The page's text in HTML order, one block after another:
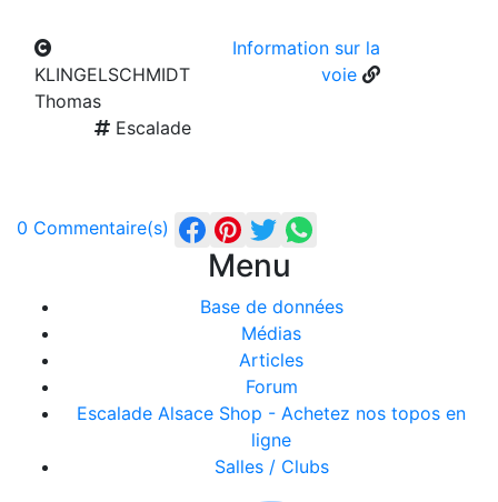
KLINGELSCHMIDT
Thomas
Information sur la
voie
Escalade
0 Commentaire(s)
Menu
Base de données
Médias
Articles
Forum
Escalade Alsace Shop - Achetez nos topos en
ligne
Salles / Clubs